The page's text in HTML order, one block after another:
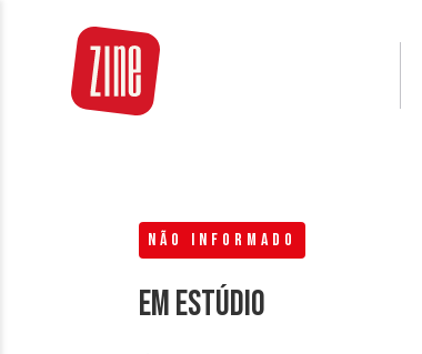
NÃO INFORMADO
Em estúdio